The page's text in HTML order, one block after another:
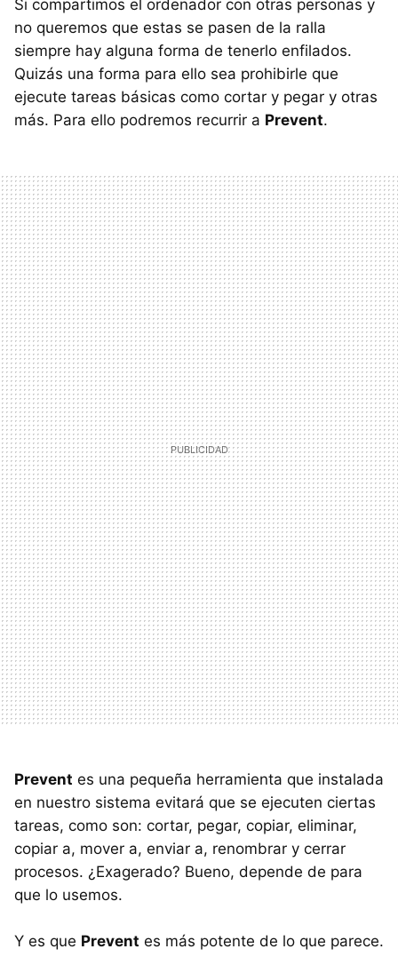
Si compartimos el ordenador con otras personas y
no queremos que estas se pasen de la ralla
siempre hay alguna forma de tenerlo enfilados.
Quizás una forma para ello sea prohibirle que
ejecute tareas básicas como cortar y pegar y otras
más. Para ello podremos recurrir a Prevent.
Prevent es una pequeña herramienta que instalada
en nuestro sistema evitará que se ejecuten ciertas
tareas, como son: cortar, pegar, copiar, eliminar,
copiar a, mover a, enviar a, renombrar y cerrar
procesos. ¿Exagerado? Bueno, depende de para
que lo usemos.
Y es que Prevent es más potente de lo que parece.